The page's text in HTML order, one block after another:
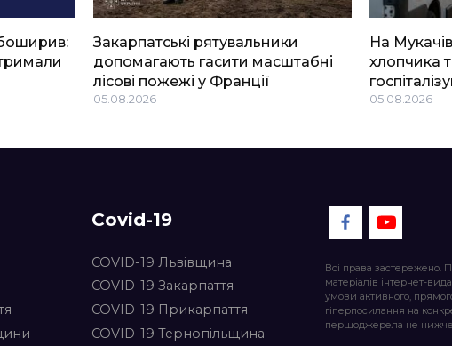
Закарпатські рятувальники
допомагають гасити масштабні
лісові пожежі у Франції
05.08.2026
На
хлопчика
05.08.2026
Covid-19
COVID-19 Львівщина
COVID-19 Закарпаття
COVID-19 Прикарпаття
COVID-19 Тернопільщина
Всі права застережено.
матеріалів інтернет-
умови активного,
гіперпосилання на
першоджерела не нижче